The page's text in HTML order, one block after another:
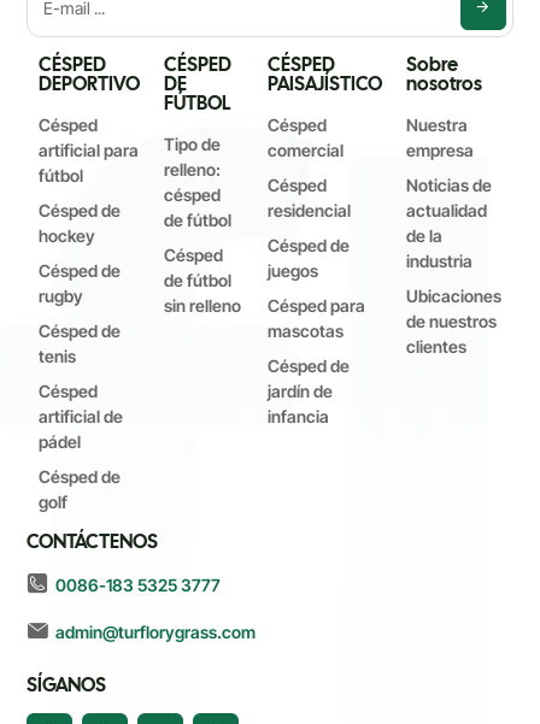
CÉSPED
DEPORTIVO
Césped
artificial para
fútbol
Césped de
hockey
Césped de
rugby
Césped de
tenis
Césped
artificial de
pádel
Césped de
golf
CÉSPED
DE
FÚTBOL
Tipo de
relleno:
césped
de fútbol
Césped
de fútbol
sin relleno
CÉSPED
PAISAJÍSTICO
Césped
comercial
Césped
residencial
Césped de
juegos
Césped para
mascotas
Césped de
jardín de
infancia
Sobre
nosotros
Nuestra
empresa
Noticias de
actualidad
de la
industria
Ubicaciones
de nuestros
clientes
CONTÁCTENOS
0086-183 5325 3777
admin@turflorygrass.com
SÍGANOS